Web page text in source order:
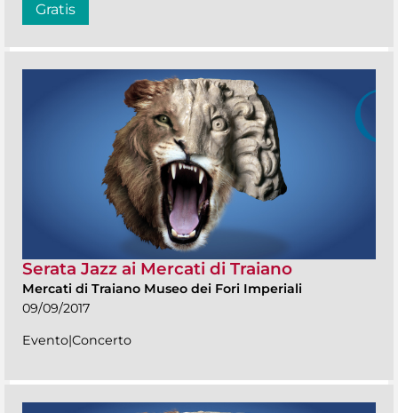
Gratis
Serata Jazz ai Mercati di Traiano
Mercati di Traiano Museo dei Fori Imperiali
09/09/2017
Evento|Concerto